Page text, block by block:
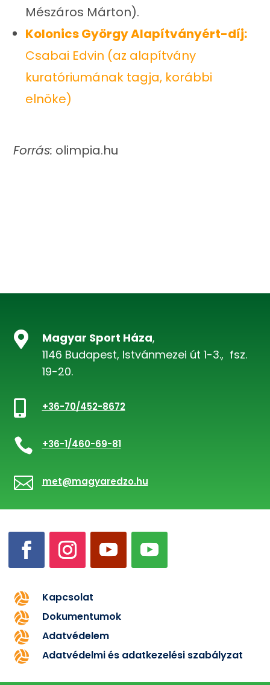
Mészáros Márton).
Kolonics György Alapítványért-díj:
Csabai Edvin (az alapítvány
kuratóriumának tagja, korábbi
elnöke)
Forrás: olimpia.hu
 Magyar Sport Háza,
1146 Budapest, Istvánmezei út 1-3., fsz.
19-20.
 +36-70/452-8672
 +36-1/460-69-81
 met@magyaredzo.hu
 Kapcsolat
 Dokumentumok
 Adatvédelem
 Adatvédelmi és adatkezelési szabályzat